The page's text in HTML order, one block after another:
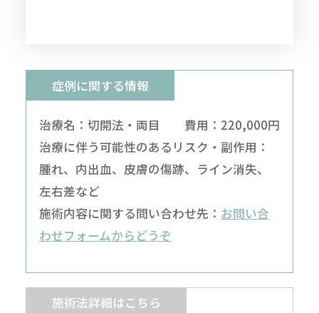
症例に関する情報
治療名：切開法・両目 費用：220,000円
治療に伴う可能性のあるリスク・副作用：
腫れ、内出血、皮膚の傷跡、ライン消失、
左右差など
施術内容に関する問い合わせ先： お問い合
わせフォームからどうぞ
施術法詳細はこちら